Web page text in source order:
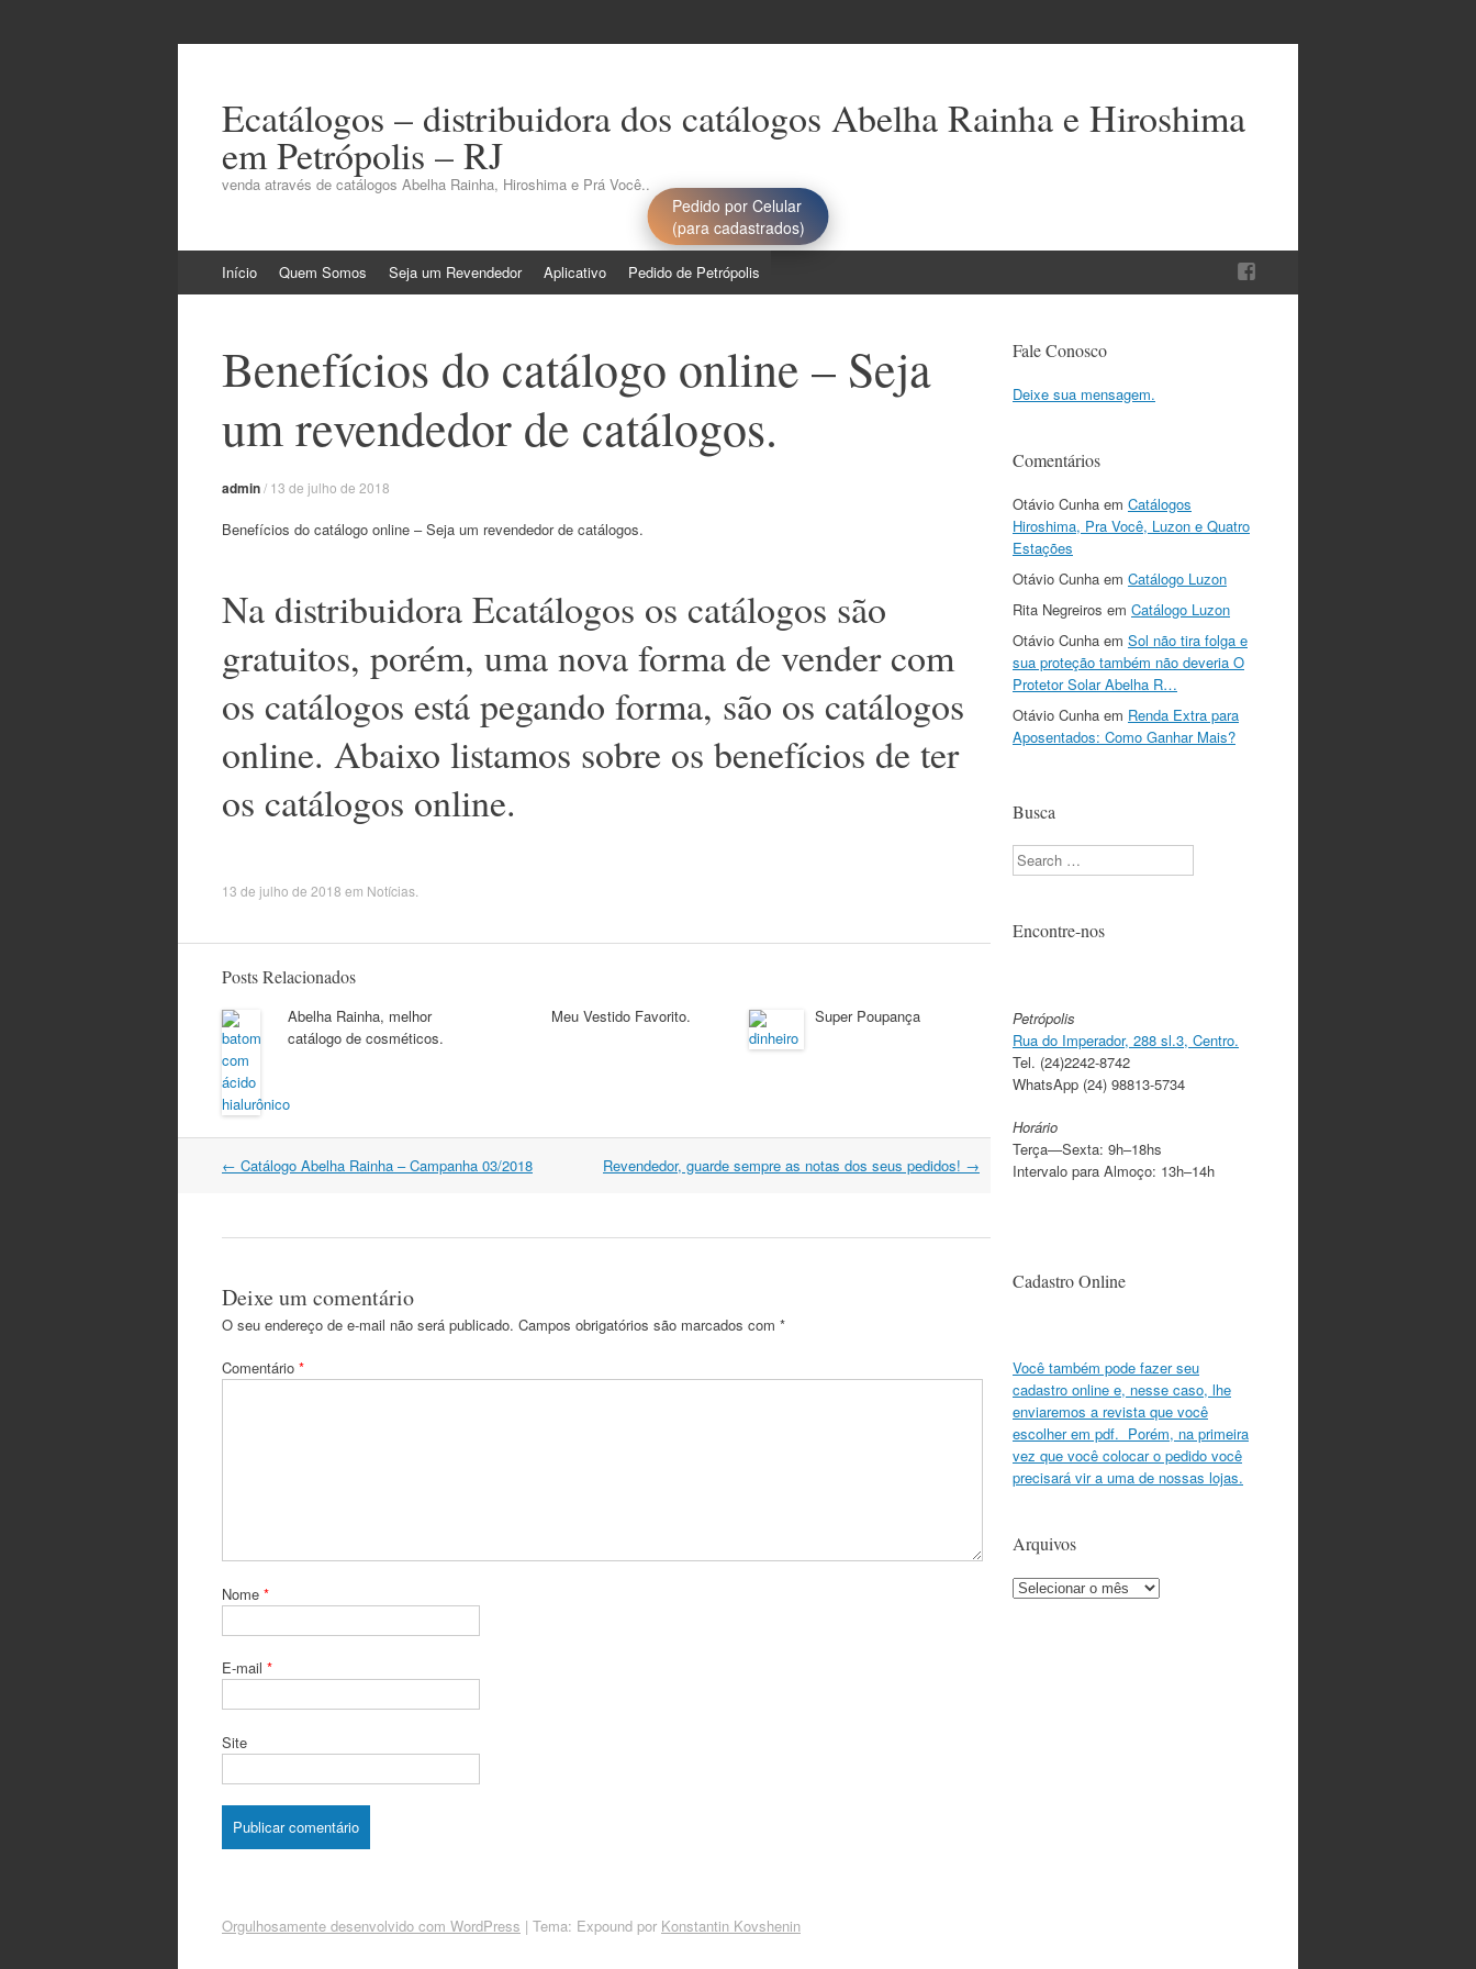
Pedido por Celular
(para cadastrados)
Ecatálogos – distribuidora dos catálogos Abelha Rainha e Hiroshima
em Petrópolis – RJ
venda através de catálogos Abelha Rainha, Hiroshima e Prá Você..
para
Início Quem Somos Seja um Revendedor Aplicativo Pedido de Petrópolis
Benefícios do catálogo online – Seja
um revendedor de catálogos.
admin/ 13 de julho de 2018
Benefícios do catálogo online – Seja um revendedor de catálogos.
Na distribuidora Ecatálogos os catálogos são
gratuitos, porém, uma nova forma de vender com
os catálogos está pegando forma, são os catálogos
online. Abaixo listamos sobre os benefícios de ter
os catálogos online.
13 de julho de 2018 em Notícias
Posts Relacionados
Abelha Rainha, melhor
catálogo de cosméticos.
Meu Vestido Favorito. Super Poupança
Navegação
← Catálogo Abelha Rainha – Campanha 03/2018 Revendedor, guarde sempre as notas dos seus pedidos! →
Deixe um comentário
O seu endereço de e-mail não será publicado. Campos obrigatórios são marcados com *
Comentário *
Nome *
E-mail *
Site
Fale Conosco
Deixe sua mensagem.
Comentários
Otávio Cunha em Catálogos
Hiroshima, Pra Você, Luzon e Quatro
Estações
Otávio Cunha em Catálogo Luzon
Rita Negreiros em Catálogo Luzon
Otávio Cunha em Sol não tira folga e
sua proteção também não deveria O
Protetor Solar Abelha R…
Otávio Cunha em Renda Extra para
Aposentados: Como Ganhar Mais?
Busca
Search
Encontre-nos
Petrópolis
Rua do Imperador, 288 sl.3, Centro.
Tel. (24)2242-8742
WhatsApp (24) 98813-5734
Horário
Terça—Sexta: 9h–18hs
Intervalo para Almoço: 13h–14h
Cadastro Online
Você também pode fazer seu
cadastro online e, nesse caso, lhe
enviaremos a revista que você
escolher em pdf. Porém, na primeira
vez que você colocar o pedido você
precisará vir a uma de nossas lojas.
Arquivos
Arquivos
Orgulhosamente desenvolvido com WordPress | Tema: Expound por Konstantin Kovshenin